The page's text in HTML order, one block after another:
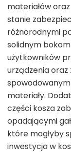
materiałów
stanie
różnorodnymi
solidnym
użytkowników
urządzenia
materiały.
części kosza
opadającymi
które mogłyby
inwestycja w